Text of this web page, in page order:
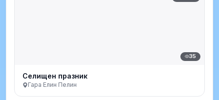
35
Селищен празник
Гара Елин Пелин